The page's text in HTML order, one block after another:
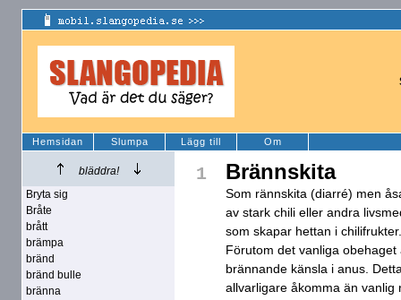
Hemsidan Slumpa Lägg till Om
bläddra!
Bryta sig
Bråte
brått
brämpa
bränd
bränd bulle
bränna
1 Brännskita
Som rännskita (diarré) men
av stark chili eller andra
som skapar hettan i chilifrukter.
Förutom det vanliga
brännande känsla i anus.
allvarligare åkomma än vanlig